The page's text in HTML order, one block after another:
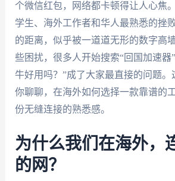
个微信红包，网络都卡顿得让人心焦
学生、海外工作者和华人最熟悉的挫
的距离，似乎被一道道无形的数字高
些困扰，很多人开始搜索“回国加速器
牛好用吗？”成了大家最直接的问题。
你聊聊，在海外如何选择一款靠谱的
份无缝连接的熟悉感。
为什么我们在海外，
的网？